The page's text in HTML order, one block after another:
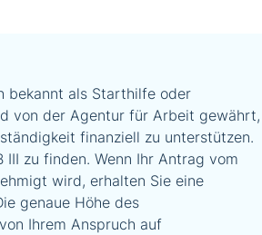
bekannt als Starthilfe oder
von der Agentur für Arbeit gewährt,
finanziell zu unterstützen.
III zu finden. Wenn Ihr Antrag vom
wird, erhalten Sie eine
genaue Höhe des
Ihrem Anspruch auf